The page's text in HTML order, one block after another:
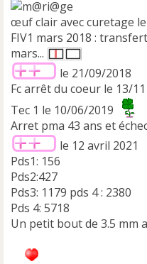
œuf clair avec curetage
FIV1 mars 2018 :
mars...
le 21/09/2018
Fc arrêt du coeur le 13/11
Tec 1 le 10/06/2019
Arret pma 43 ans et
le 12 avril 2021
Pds1: 156
Pds2:427
Pds3: 1179 pds 4 : 2380
Pds 4: 5718
Un petit bout de 3.5 mm